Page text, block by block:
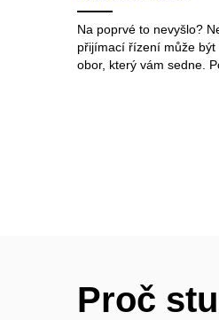
Na poprvé to nevyšlo?
přijímací řízení může
obor, který vám sedne.
Proč